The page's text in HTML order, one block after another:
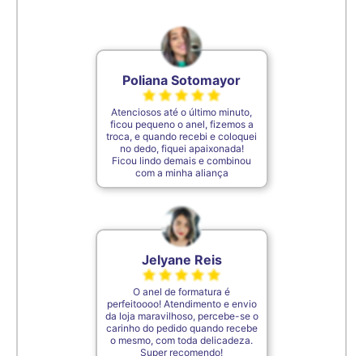
7,1cm 31
7,5cm 35
Poliana Sotomayor
Atenciosos até o último minuto,
ficou pequeno o anel, fizemos a
troca, e quando recebi e coloquei
no dedo, fiquei apaixonada!
Ficou lindo demais e combinou
com a minha aliança
Jelyane Reis
O anel de formatura é
perfeitoooo! Atendimento e envio
da loja maravilhoso, percebe-se o
carinho do pedido quando recebe
o mesmo, com toda delicadeza.
Super recomendo!